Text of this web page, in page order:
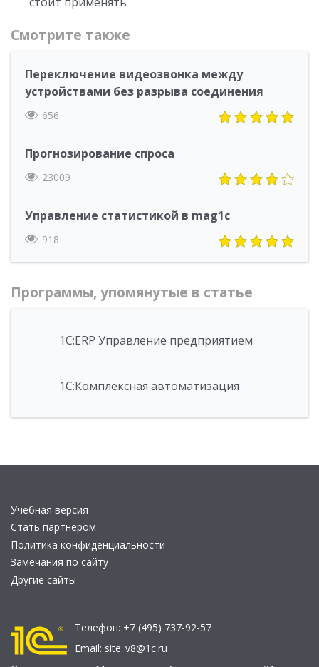
Смотрите также
Переключение видеозвонка между
устройствами без разрыва соединения
656
Прогнозирование спроса
23009
Управление статистикой в mag1c
918
Программы, упомянутые в статье
1С:ERP Управление предприятием
1С:Комплексная автоматизация
Учебная версия
Стать партнером
Политика конфиденциальности
Замечания по сайту
Другие сайты
Телефон: +7 (495) 737-92-57
Email: site_v8@1c.ru